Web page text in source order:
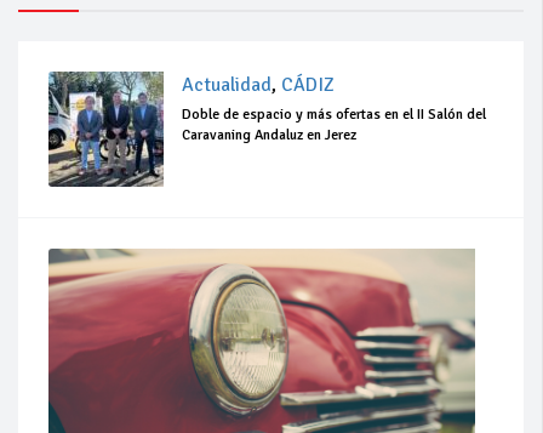
Actualidad, CÁDIZ
Doble de espacio y más ofertas en el II Salón del
Caravaning Andaluz en Jerez